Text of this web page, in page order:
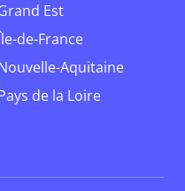
Grand Est
Île-de-France
Nouvelle-Aquitaine
Pays de la Loire